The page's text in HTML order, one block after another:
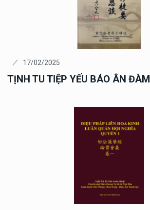
17/02/2025
TỊNH TU TIỆP YẾU BÁO ÂN ĐÀM